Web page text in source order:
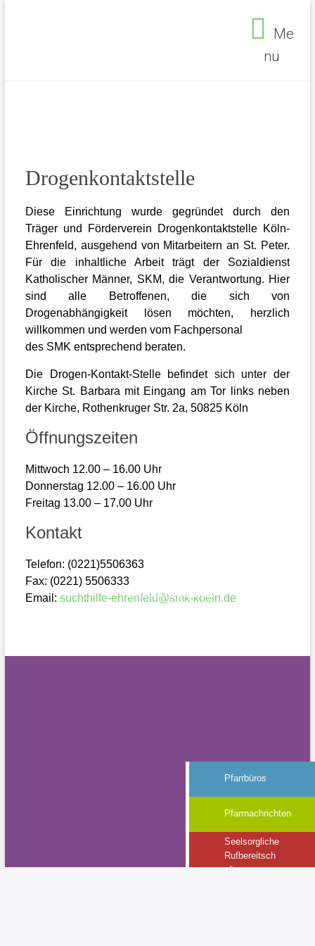
Pfarrbüros
Pfarrnachrichten
Seelsorgliche
Rufbereitsch
aft
Seelsorgebereich Ehrenfeld Einrichtungen
Soziales
Drogenkontaktstelle
Me
nü
Drogenkontaktstelle
Diese Einrichtung wurde gegründet durch den
Träger und Förderverein Drogenkontaktstelle Köln-
Ehrenfeld, ausgehend von Mitarbeitern an St. Peter.
Für die inhaltliche Arbeit trägt der Sozialdienst
Katholischer Männer, SKM, die Verantwortung. Hier
sind alle Betroffenen, die sich von
Drogenabhängigkeit lösen möchten, herzlich
willkommen und werden vom Fachpersonal
des SMK entsprechend beraten.
Die Drogen-Kontakt-Stelle befindet sich unter der
Kirche St. Barbara mit Eingang am Tor links neben
der Kirche, Rothenkruger Str. 2a, 50825 Köln
Öffnungszeiten
Mittwoch 12.00 – 16.00 Uhr
Donnerstag 12.00 – 16.00 Uhr
Freitag 13.00 – 17.00 Uhr
Kontakt
Telefon: (0221)5506363
Fax: (0221) 5506333
Email:suchthilfe-ehrenfeld@smk-koeln.de
Datenschutz